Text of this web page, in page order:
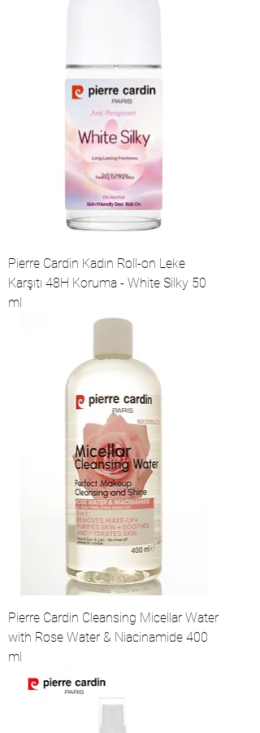
Pierre Cardin Kadın Roll-on Leke
Karşıtı 48H Koruma - White Silky 50
ml
Pierre Cardin Cleansing Micellar Water
with Rose Water & Niacinamide 400
ml